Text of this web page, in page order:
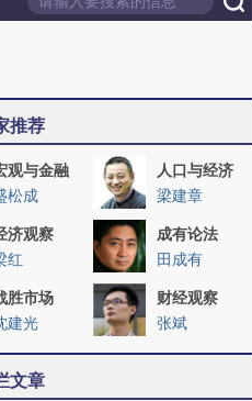
推荐
观与金融
松成
人口与经济
梁建章
济观察
红
成有论法
田成有
胜市场
建光
财经观察
张斌
文章